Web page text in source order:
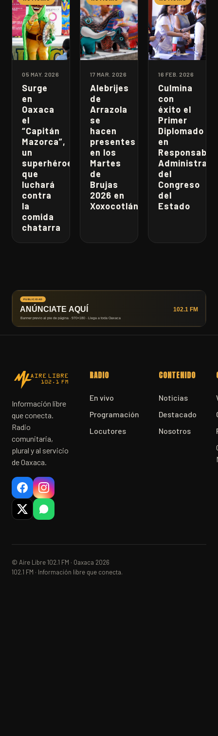
05 MAY. 2026
Surge
en
Oaxaca
el
“Capitán
Mazorca”,
un
superhéroe
que
luchará
contra
la
comida
chatarra
17 MAR. 2026
Alebrijes
de
Arrazola
se
hacen
presentes
en los
Martes
de
Brujas
2026 en
Xoxocotlán
16 FEB. 2026
Culmina
con
éxito el
Primer
Diplomado
en
del
Congreso
del
Estado
Información libre
que conecta.
Radio
comunitaria,
plural y al servicio
de Oaxaca.
RADIO
En vivo
Programación
Locutores
CONTENIDO
Noticias
Destacado
Nosotros
© Aire Libre 102.1 FM · Oaxaca 2026
102.1 FM · Información libre que conecta.